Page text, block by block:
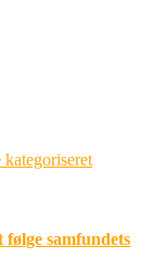
samfundets